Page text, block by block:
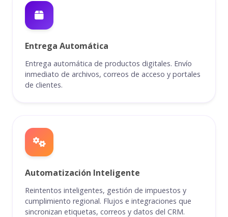
Entrega Automática
Entrega automática de productos digitales. Envío
inmediato de archivos, correos de acceso y portales
de clientes.
Automatización Inteligente
Reintentos inteligentes, gestión de impuestos y
cumplimiento regional. Flujos e integraciones que
sincronizan etiquetas, correos y datos del CRM.